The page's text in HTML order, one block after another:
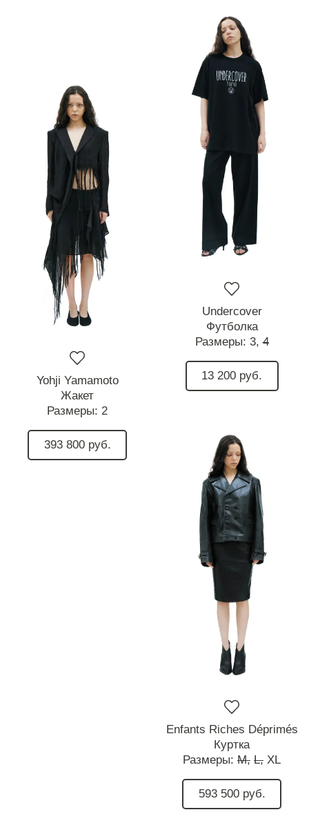
Yohji Yamamoto
Жакет
Размеры: 2
393 800 руб.
Undercover
Футболка
Размеры: 3, 4
13 200 руб.
Enfants Riches Déprimés
Куртка
Размеры: M, L, XL
593 500 руб.